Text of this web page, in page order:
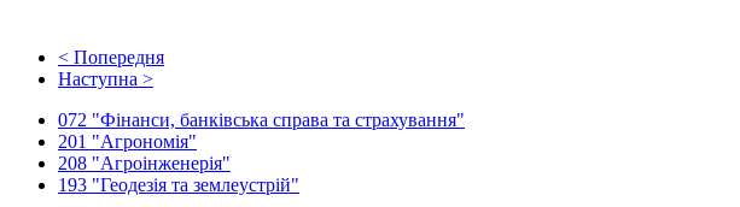
< Попередня
Наступна >
072 "Фінанси, банківська справа та страхування"
201 "Агрономія"
208 "Агроінженерія"
193 "Геодезія та землеустрій"